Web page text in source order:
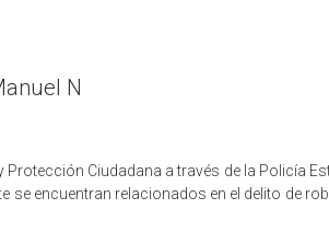
N
y Protección Ciudadana a través de la Policía
se encuentran relacionados en el delito de